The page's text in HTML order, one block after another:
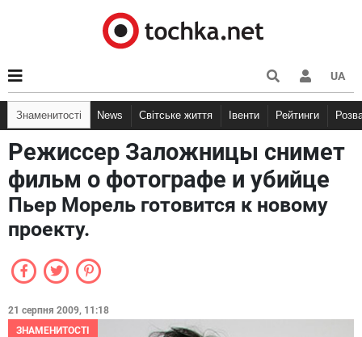
UA
Знаменитості News Світське життя Івенти Рейтинги
Режиссер Заложницы снимет
фильм о фотографе и убийце
Пьер Морель готовится к новому
проекту.
21 серпня 2009, 11:18
ЗНАМЕНИТОСТІ